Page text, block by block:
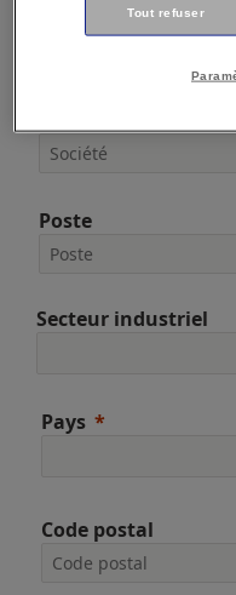
Téléphone
Poste
Secteur industriel
Pays
Code postal
Tout refuser